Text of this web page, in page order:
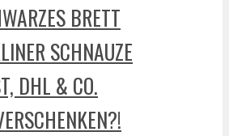
BRETT
SCHNAUZE
DHL & CO.